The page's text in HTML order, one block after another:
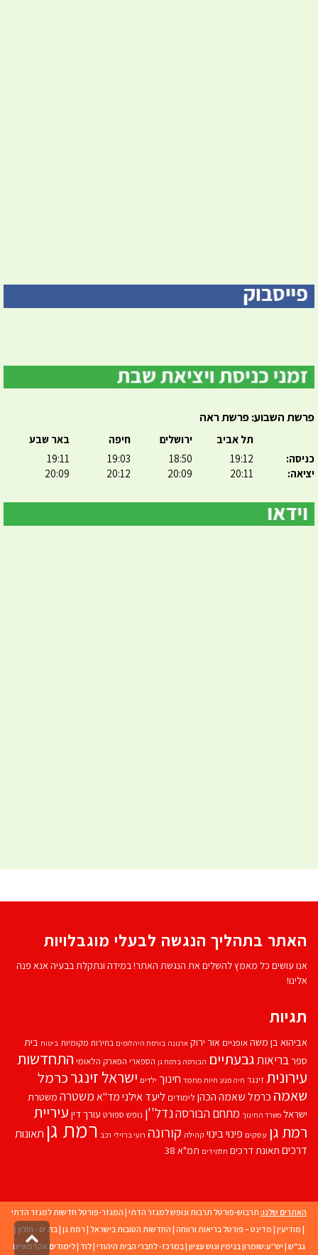
פרשת השבוע: פרשת ראה
כניסה:
יציאה:
תל אביב
19:12
20:11
ירושלים
18:50
20:09
חיפה
19:03
20:12
באר שבע
19:11
20:09
האתר בתהליך הנגשה לבעלי מוגבלויות
אנו עושים כל מאמץ להשלים את הנגשת האתר! במידה ונתקלת בבעיה אנא פנה
אלינו!
תגיות
אביהוא בן משהאופניים אור ירוק ארנונה בורסת היהלומים בחירות מקומיות ביטוח בית
ספרבריאותגבעתיים הבורסה ברמת גן הספארי הפארק הלאומי התחדשות
עירוניתזינגר חיה מנע חיות מחמד חינוך ילדים ישראל זינגרכרמל
שאמה כרמל שאמה הכהן לימודים ליעד אילנימד''אמשטרה משטרת
ישראל משרד החינוך מתחם הבורסהנדל''ן נופש ספורט עורך דין עיריית
רמת גן עסקים פינוי בינוי קהילה קורונה רועי ברזילי רכב רמת גן תאונות
דרכים תאונת דרכים תלמידים תמ"א 38
האתרים שלנו: תרבוש-פורטל תרבות ונופש למגזר הדתי | המגזר-פורטל חדשות למגזר הדתי
| מודיעין | מדינט – פורטל בריאות ורווחה | החדשות הטובות בישראל | רמת גן | בת ים - חולון |
גב"ש | יש''ע:שומרון בנימין וגוש עציון | במרכז- לחברי הבית היהודי |לוד |לימודים אקדמאיים